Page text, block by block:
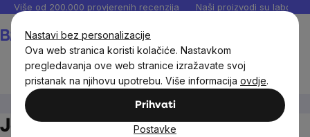
Nastavi bez personalizacije
Ova web stranica koristi kolačiće. Nastavkom
pregledavanja ove web stranice izražavate svoj
pristanak na njihovu upotrebu. Više informacija ovdje.
Prihvati
Postavke
Preskoči
sadržaj
Više od 200.000 provjerenih recenzija Naši proizvodi su
Dijelovi tijela (organi) Jetra, bubrezi
Jetra, bubrezi